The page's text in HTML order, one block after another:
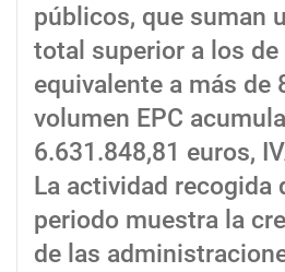
públicos, que suman
total superior a los de
equivalente a más de
volumen EPC
6.631.848,81 euros,
La actividad recogida
periodo muestra la
de las